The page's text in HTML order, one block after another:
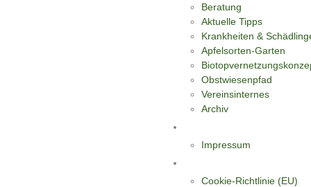
Beratung
Aktuelle Tipps
Krankheiten &
Apfelsorten-Garten
Obstwiesenpfad
Vereinsinternes
Archiv
Impressum
Cookie-Richtlinie (EU)